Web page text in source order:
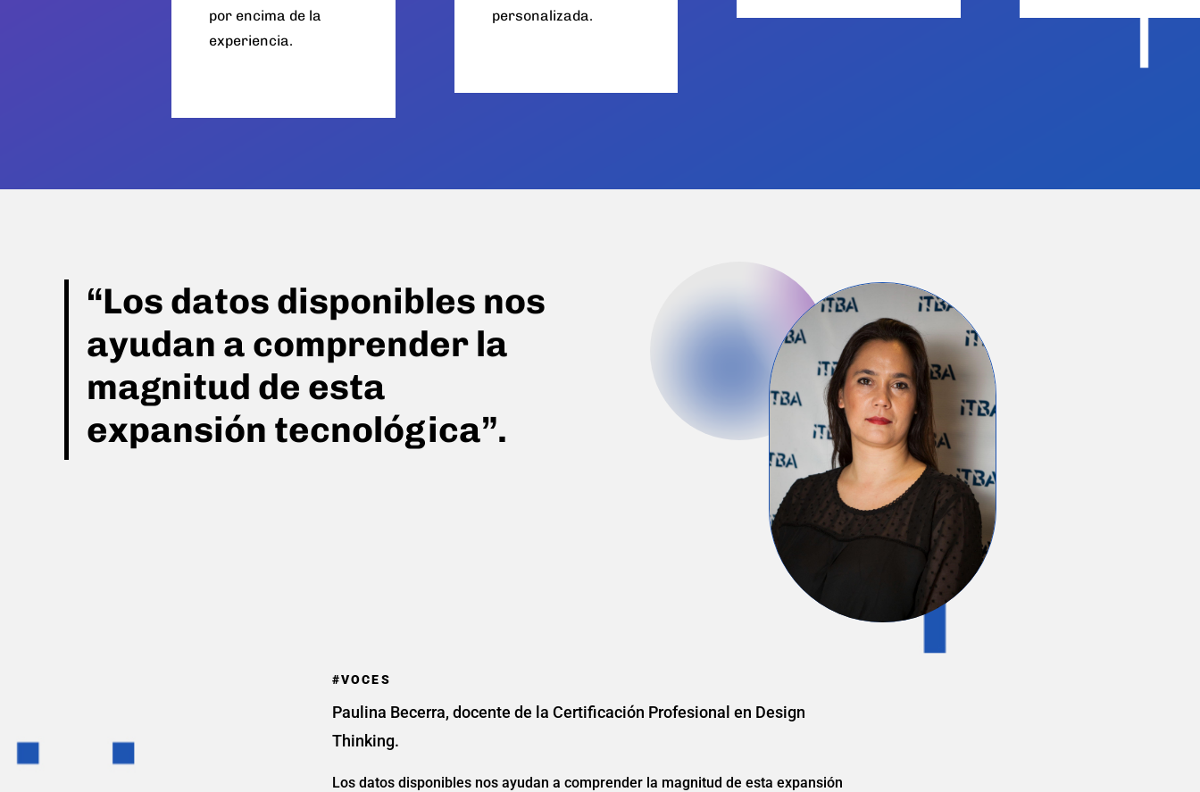
por encima de la
experiencia.
personalizada.
“Los datos disponibles nos
ayudan a comprender la
magnitud de esta
expansión tecnológica”.
#VOCES
Paulina Becerra, docente de la Certificación Profesional en Design
Thinking.
Los datos disponibles nos ayudan a comprender la magnitud de esta expansión